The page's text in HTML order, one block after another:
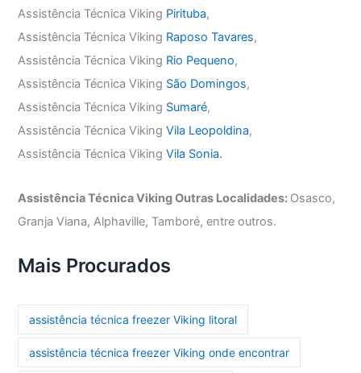
Assistência Técnica Viking Pirituba,
Assistência Técnica Viking Raposo Tavares,
Assistência Técnica Viking Rio Pequeno,
Assistência Técnica Viking São Domingos,
Assistência Técnica Viking Sumaré,
Assistência Técnica VikingVila Leopoldina,
Assistência Técnica VikingVila Sonia.
Assistência Técnica Viking Outras Localidades: Osasco,
Granja Viana, Alphaville, Tamboré, entre outros.
Mais Procurados
assistência técnica freezer Viking litoral
assistência técnica freezer Viking onde encontrar